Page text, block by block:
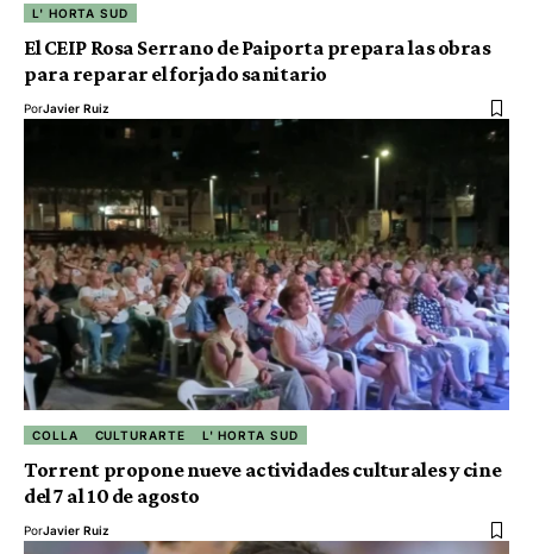
L' HORTA SUD
El CEIP Rosa Serrano de Paiporta prepara las obras
para reparar el forjado sanitario
PorJavier Ruiz
COLLA CULTURARTE L' HORTA SUD
Torrent propone nueve actividades culturales y cine
del 7 al 10 de agosto
PorJavier Ruiz